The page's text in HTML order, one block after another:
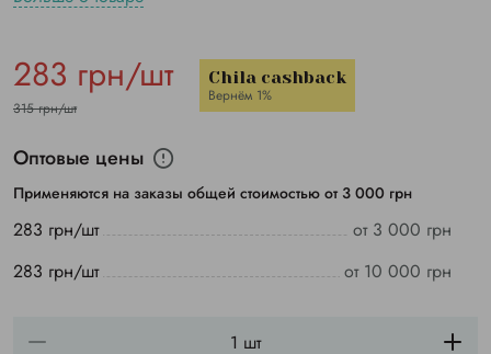
283 грн/шт
315 грн/шт
Chila cashback
Вернём 1%
Оптовые цены
Применяются на заказы общей стоимостью от 3 000 грн
283 грн/шт
от 3 000 грн
283 грн/шт
от 10 000 грн